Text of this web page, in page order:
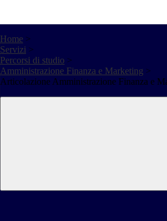
Home >
Servizi >
Percorsi di studio >
Amministrazione Finanza e Marketing >
Articolazione Amministrazione Finanza e